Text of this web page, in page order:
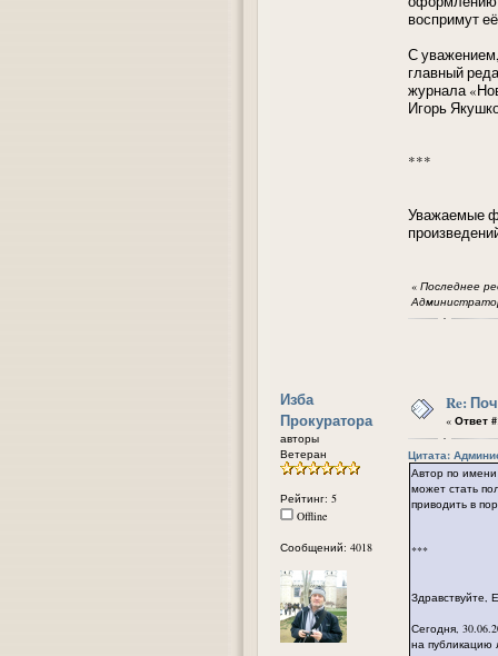
воспримут
С уважением,
главный
журнала
Игорь
***
Уважаемые
« Последнее
Изба
Прокуратора
авторы
Ветеран
Рейтинг: 5
Offline
Сообщений: 4018
Re:
« Ответ
Цитата:
Автор по
может стать
приводить в
***
Здравствуйте,
Сегодня,
на публикацию